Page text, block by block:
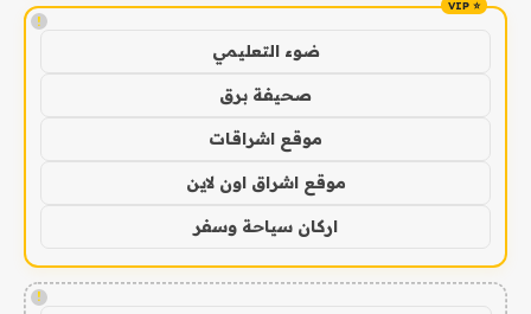
!
ضوء التعليمي
صحيفة برق
موقع اشراقات
موقع اشراق اون لاين
اركان سياحة وسفر
!